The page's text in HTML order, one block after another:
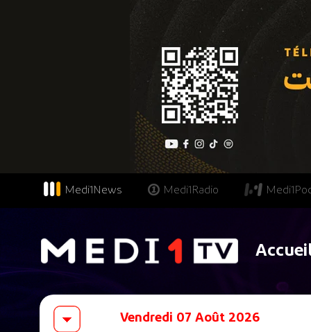
Medi1Radio
Medi1News